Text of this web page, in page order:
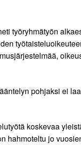
työryhmätyön
pohjaksi ei
koskevaa
hahmoteltu jo